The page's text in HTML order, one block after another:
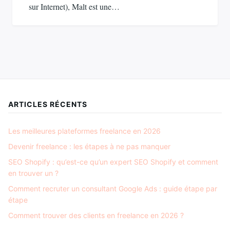
sur Internet), Malt est une…
ARTICLES RÉCENTS
Les meilleures plateformes freelance en 2026
Devenir freelance : les étapes à ne pas manquer
SEO Shopify : qu’est-ce qu’un expert SEO Shopify et comment
en trouver un ?
Comment recruter un consultant Google Ads : guide étape par
étape
Comment trouver des clients en freelance en 2026 ?